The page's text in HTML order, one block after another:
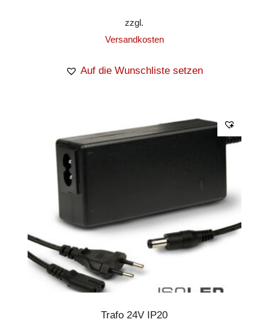
zzgl.
Versandkosten
Auf die Wunschliste setzen
Trafo 24V IP20